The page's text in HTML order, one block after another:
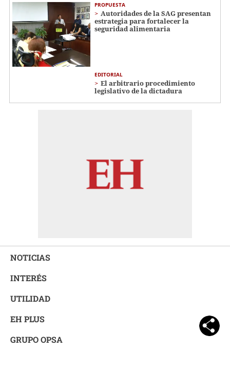
PROPUESTA
Autoridades de la SAG presentan
estrategia para fortalecer la
seguridad alimentaria
EDITORIAL
El arbitrario procedimiento
legislativo de la dictadura
NOTICIAS
INTERÉS
UTILIDAD
EH PLUS
GRUPO OPSA